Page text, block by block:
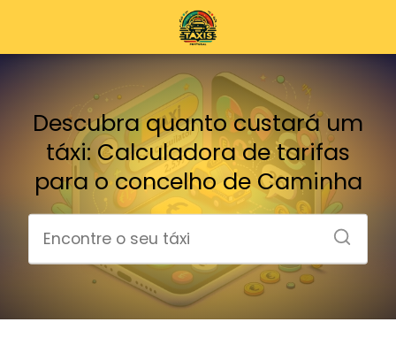
Descubra quanto custará um
táxi: Calculadora de tarifas
para o concelho de Caminha